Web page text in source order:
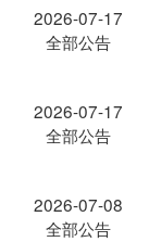
2026-07-17
全部公告
2026-07-17
全部公告
2026-07-08
全部公告